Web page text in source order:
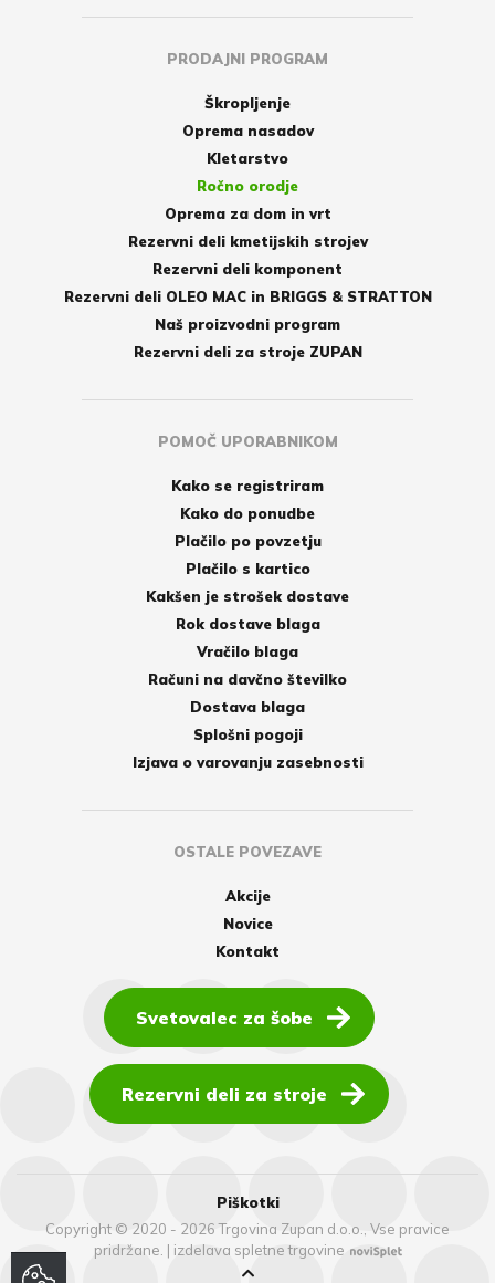
PRODAJNI PROGRAM
Škropljenje
Oprema nasadov
Kletarstvo
Ročno orodje
Oprema za dom in vrt
Rezervni deli kmetijskih strojev
Rezervni deli komponent
Rezervni deli OLEO MAC in BRIGGS & STRATTON
Naš proizvodni program
Rezervni deli za stroje ZUPAN
POMOČ UPORABNIKOM
Kako se registriram
Kako do ponudbe
Plačilo po povzetju
Plačilo s kartico
Kakšen je strošek dostave
Rok dostave blaga
Vračilo blaga
Računi na davčno številko
Dostava blaga
Splošni pogoji
Izjava o varovanju zasebnosti
OSTALE POVEZAVE
Akcije
Novice
Kontakt
Svetovalec za šobe
Rezervni deli za stroje
Piškotki
Copyright © 2020 - 2026 Trgovina Zupan d.o.o., Vse pravice
pridržane. | izdelava spletne trgovine